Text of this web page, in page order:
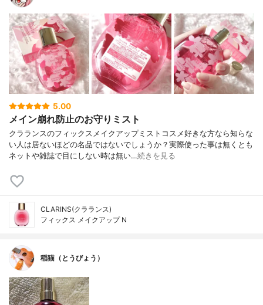
5.00
メイン崩れ防止のお守りミスト
クラランスのフィックスメイクアップミストコスメ好きな方なら知らな
い人は居ないほどの名品ではないでしょうか？実際使った事は無くとも
ネットや雑誌で目にしない時は無い…続きを見る
CLARINS(クラランス)
フィックス メイクアップ N
稲猫（とうびょう）